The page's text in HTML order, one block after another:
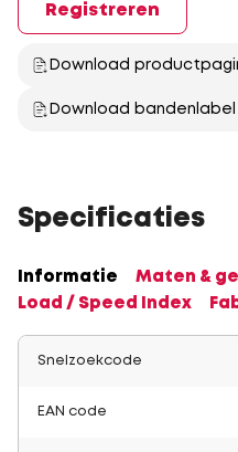
Registreren
Download
Download bandenlabel
Specificaties
Informatie
Maten &
Load / Speed Index
Snelzoekcode
EAN code